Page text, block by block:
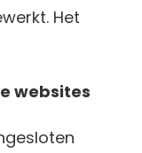
Het
websites